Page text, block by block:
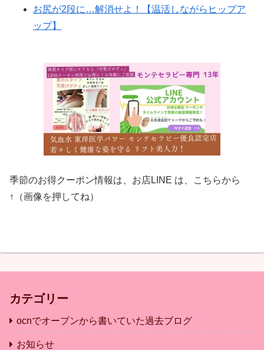
お尻が2段に…解消せよ！【温活しながらヒップア
ップ】
季節のお得クーポン情報は、お店LINE は、こちらから
↑（画像を押してね）
カテゴリー
ocnでオープンから書いていた過去ブログ
お知らせ